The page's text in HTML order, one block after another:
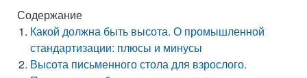
Содержание
Какой должна быть высота. О промышленной
стандартизации: плюсы и минусы
Высота письменного стола для взрослого.